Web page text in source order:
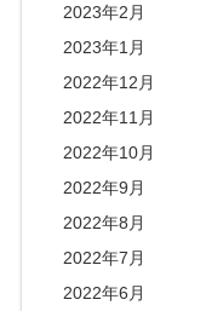
2023年2月
2023年1月
2022年12月
2022年11月
2022年10月
2022年9月
2022年8月
2022年7月
2022年6月